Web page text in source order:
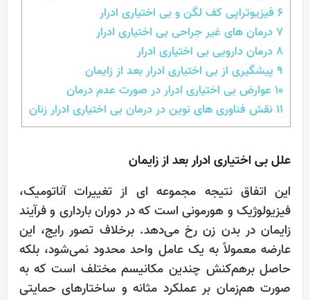
6 فیزیوتراپی کف لگن و بی‌ اختیاری ادرار
7 درمان ‌های غیر جراحی بی‌ اختیاری ادرار
8 درمان دارویی بی‌ اختیاری ادرار
9پیشگیری از بی‌ اختیاری ادرار بعد از زایمان
10 عوارض بی‌ اختیاری ادرار در صورت عدم درمان
11 نقش فناوری ‌های نوین در درمان بی‌ اختیاری ادرار زنان
علل بی‌ اختیاری ادرار بعد از زایمان
این اتفاق نتیجه مجموعه ‌ای از تغییرات آناتومیک،
فیزیولوژیک و هورمونی است که در دوران بارداری و فرآیند
زایمان در بدن زن رخ می‌دهد. برخلاف تصور رایج، این
عارضه معمولاً به یک عامل واحد محدود نمی‌شود، بلکه
حاصل برهم‌کنش چندین مکانیسم مختلف است که به‌
صورت هم‌زمان بر عملکرد مثانه و ساختارهای حمایتی